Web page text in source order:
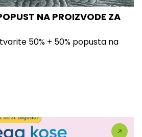
NA PROIZVODE ZA
50% + 50% popusta na